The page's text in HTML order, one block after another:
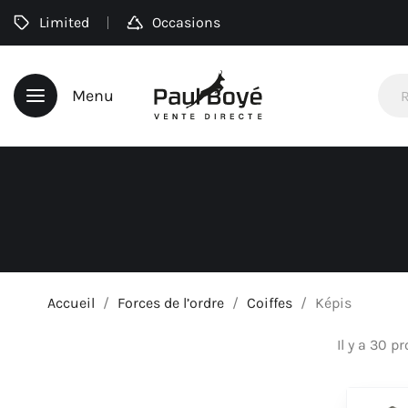
Limited Occasions
Menu
Accueil Forces de l’ordre Coiffes Képis
Il y a 30